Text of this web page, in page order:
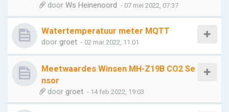
door Ws Heinenoord - 07 mei 2022, 07:37
Watertemperatuur meter MQTT
door groet - 02 mar 2022, 11:01
Meetwaardes Winsen MH-Z19B CO2 Se
nsor
door groet - 14 feb 2022, 19:03